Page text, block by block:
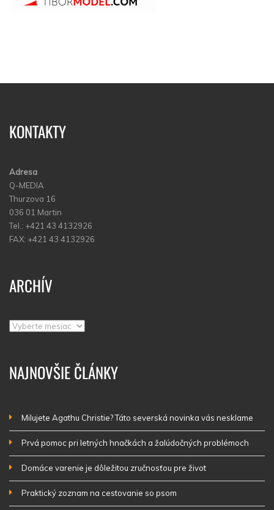
KONTAKTY
Adresa
Q-MEDIA
Thurzova 16
036 01 Martin
Tel.: +421 43 4132926
FAX: +421 43 4132926
ARCHÍV
Archív
NAJNOVŠIE ČLÁNKY
Milujete Agathu Christie? Táto severská novinka vás nesklame
Prvá pomoc pri letných hnačkách a žalúdočných problémoch
Domáce varenie je dôležitou zručnosťou pre život
Praktický zoznam na cestovanie so psom